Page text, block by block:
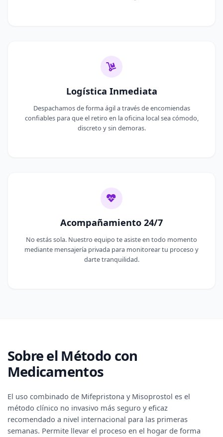
Logística Inmediata
Despachamos de forma ágil a través de encomiendas
confiables para que el retiro en la oficina local sea cómodo,
discreto y sin demoras.
Acompañamiento 24/7
No estás sola. Nuestro equipo te asiste en todo momento
mediante mensajería privada para monitorear tu proceso y
darte tranquilidad.
Sobre el Método con
Medicamentos
El uso combinado de Mifepristona y Misoprostol es el
método clínico no invasivo más seguro y eficaz
recomendado a nivel internacional para las primeras
semanas. Permite llevar el proceso en el hogar de forma